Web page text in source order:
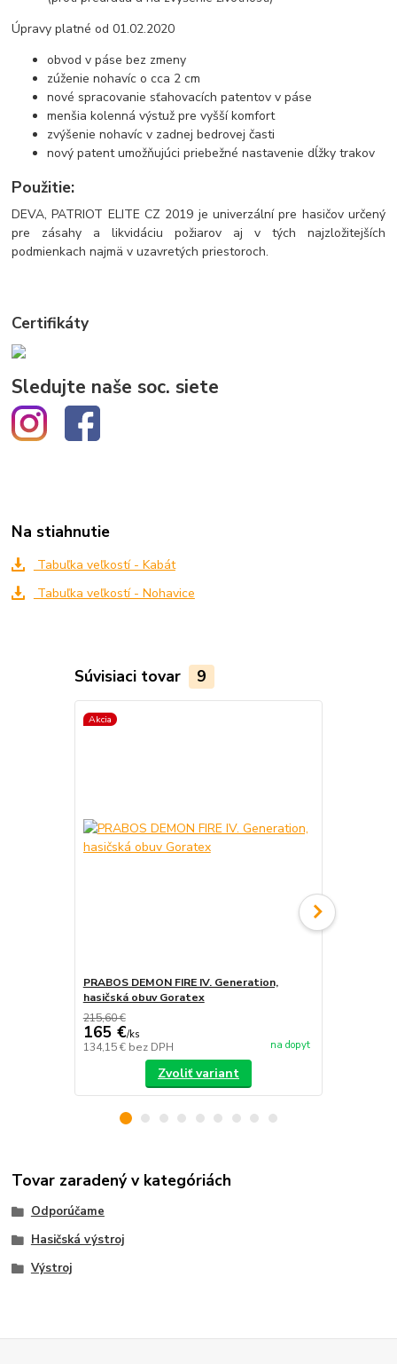
Úpravy platné od 01.02.2020
obvod v páse bez zmeny
zúženie nohavíc o cca 2 cm
nové spracovanie sťahovacích patentov v páse
menšia kolenná výstuž pre vyšší komfort
zvýšenie nohavíc v zadnej bedrovej časti
nový patent umožňujúci priebežné nastavenie dĺžky trakov
Použitie:
DEVA, PATRIOT ELITE CZ 2019 je univerzální pre hasičov určený
pre zásahy a likvidáciu požiarov aj v tých najzložitejších
podmienkach najmä v uzavretých priestoroch.
Certifikáty
Sledujte naše soc. siete
Na stiahnutie
Tabuľka veľkostí - Kabát
Tabuľka veľkostí - Nohavice
Súvisiaci tovar 9
Akcia
PRABOS DEMON FIRE IV. Generation,
hasičská obuv Goratex
215,60 €
165 €/ks
134,15 € bez DPH na dopyt
Zvoliť variant
Tovar zaradený v kategóriách
Odporúčame
Hasičská výstroj
Výstroj